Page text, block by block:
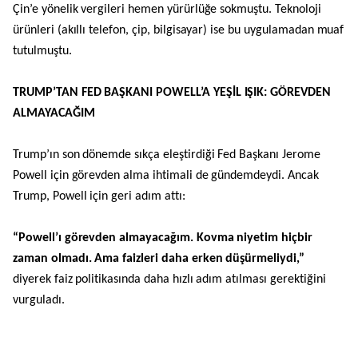
Çin’e yönelik vergileri hemen yürürlüğe sokmuştu. Teknoloji
ürünleri (akıllı telefon, çip, bilgisayar) ise bu uygulamadan muaf
tutulmuştu.
TRUMP’TAN FED BAŞKANI POWELL’A YEŞİL IŞIK: GÖREVDEN
ALMAYACAĞIM
Trump’ın son dönemde sıkça eleştirdiği Fed Başkanı Jerome
Powell için görevden alma ihtimali de gündemdeydi. Ancak
Trump, Powell için geri adım attı:
“Powell’ı görevden almayacağım. Kovma niyetim hiçbir
zaman olmadı. Ama faizleri daha erken düşürmeliydi,”
diyerek faiz politikasında daha hızlı adım atılması gerektiğini
vurguladı.